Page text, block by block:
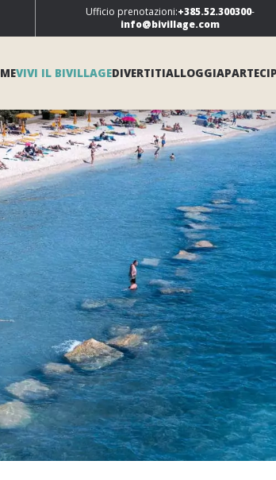
Ufficio prenotazioni:+385.52.300300-
info@bivillage.com
VIVI IL BIVILLAGEDIVERTITIALLOGGIA